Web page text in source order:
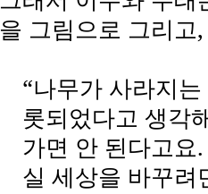
을 그림으로 그리고
“나무가 사라지
롯되었다고 생각
가면 안 된다고요
실 세상을 바꾸려